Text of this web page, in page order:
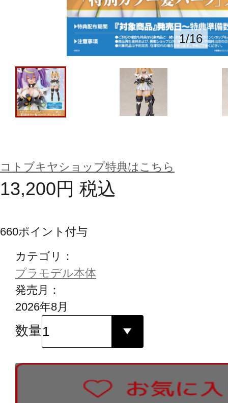
1/16
コトブキヤショップ特典はこちら
13,200円 税込
660ポイント付与
カテゴリ：
プラモデル本体
発売月：
2026年8月
数量